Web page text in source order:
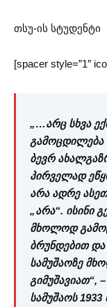
თსუ-ის სტუდენტი
[spacer style=”1″
„…არც სხვა
გამოცდილება
ბევრ
პირველად
არა ადრე ასეთ
„არა“. ისინი
მხოლოდ
ბრუნდებით
სამუშაოზე
გიმუშავიათ“,
სამუშაოს